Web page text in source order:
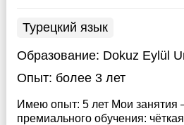
Турецкий язык
Образование: Dokuz Eylül
Опыт: более 3 лет
Имею опыт: 5 лет Мои
премиального обучения: